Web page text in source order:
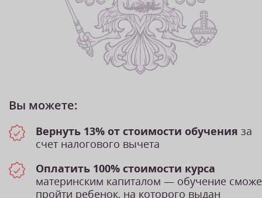
Вы можете:
Вернуть 13% от стоимости обучения за
счет налогового вычета
Оплатить 100% стоимости курса
материнским капиталом — обучение
пройти ребенок, на которого выдан